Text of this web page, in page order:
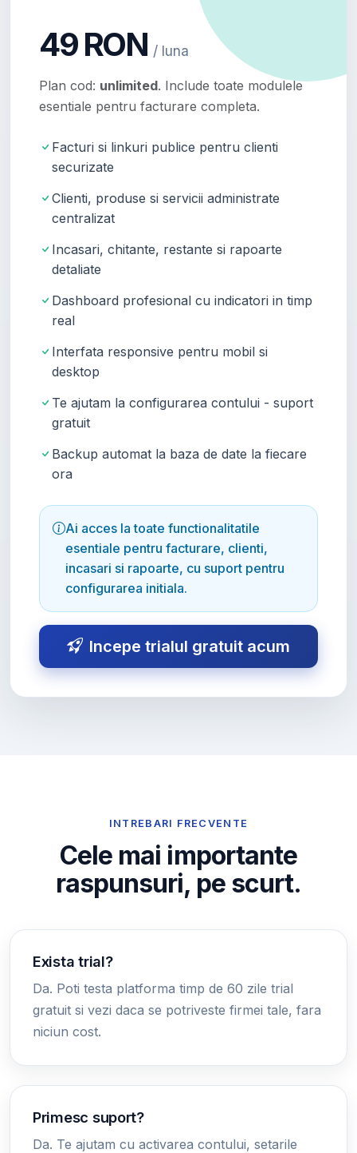
49 RON / luna
Plan cod: unlimited. Include toate modulele
esentiale pentru facturare completa.
Facturi si linkuri publice pentru clienti
securizate
Clienti, produse si servicii administrate
centralizat
Incasari, chitante, restante si rapoarte
detaliate
Dashboard profesional cu indicatori in timp
real
Interfata responsive pentru mobil si
desktop
Te ajutam la configurarea contului - suport
gratuit
Backup automat la baza de date la fiecare
ora
Ai acces la toate functionalitatile
esentiale pentru facturare, clienti,
incasari si rapoarte, cu suport pentru
configurarea initiala.
Incepe trialul gratuit acum
INTREBARI FRECVENTE
Cele mai importante
raspunsuri, pe scurt.
Exista trial?
Da. Poti testa platforma timp de 60 zile trial
gratuit si vezi daca se potriveste firmei tale, fara
niciun cost.
Primesc suport?
Da. Te ajutam cu activarea contului, setarile